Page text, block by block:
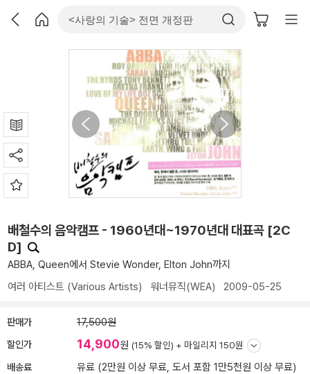
배철수의 음악캠프 - 1960년대~1970년대 대표곡 [2C
D]
ABBA, Queen에서 Stevie Wonder, Elton John까지
여러 아티스트 (Various Artists)
워너뮤직(WEA) 2009-05-25
판매가 17,500원
할인가 14,900원 (15% 할인) + 마일리지 150원
배송료
유료 (2만원 이상 무료, 도서 포함 1만5천원 이상 무료)